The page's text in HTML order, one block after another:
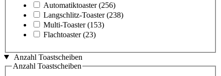
Automatiktoaster (256)
Langschlitz-Toaster (238)
Multi-Toaster (153)
Flachtoaster (23)
Anzahl Toastscheiben
Anzahl Toastscheiben